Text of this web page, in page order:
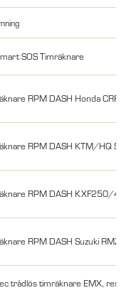
SOS Timräknare
RPM DASH Honda
RPM DASH KTM/HQ
RPM DASH KXF250/
RPM DASH Suzuki
trådlös timräknare EMX, reset